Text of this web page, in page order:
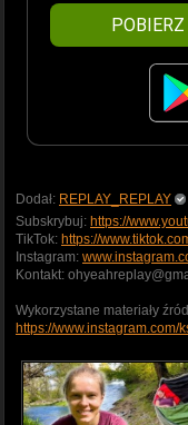
Dodał: REPLAY_REPLAY
Subskrybuj: https://
TikTok: https://
Instagram:
Kontakt:
Wykorzystane materiały
https://www.instagram.com/